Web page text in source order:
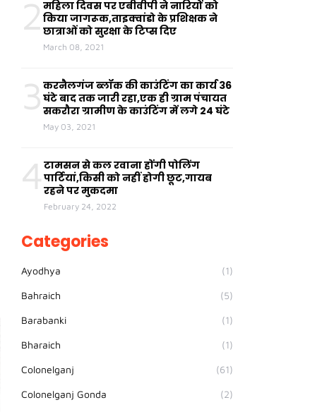
2 महिला दिवस पर एबीवीपी ने नारियों को
किया जागरूक,ताइक्वांडो के प्रशिक्षक ने
छात्राओं को सुरक्षा के टिप्स दिए
March 08, 2021
3 करनैलगंज ब्लॉक की काउंटिंग का कार्य 36
घंटे बाद तक जारी रहा,एक ही ग्राम पंचायत
सकरौरा ग्रामीण के काउंटिंग में लगे 24 घंटे
May 03, 2021
4 टामसन से कल रवाना होंगी पोलिंग
पार्टियां,किसी को नहीं होगी छूट,गायब
रहने पर मुकदमा
February 24, 2022
Categories
Ayodhya (1)
Bahraich (5)
Barabanki (1)
Bharaich (1)
Colonelganj (61)
Colonelganj Gonda (2)